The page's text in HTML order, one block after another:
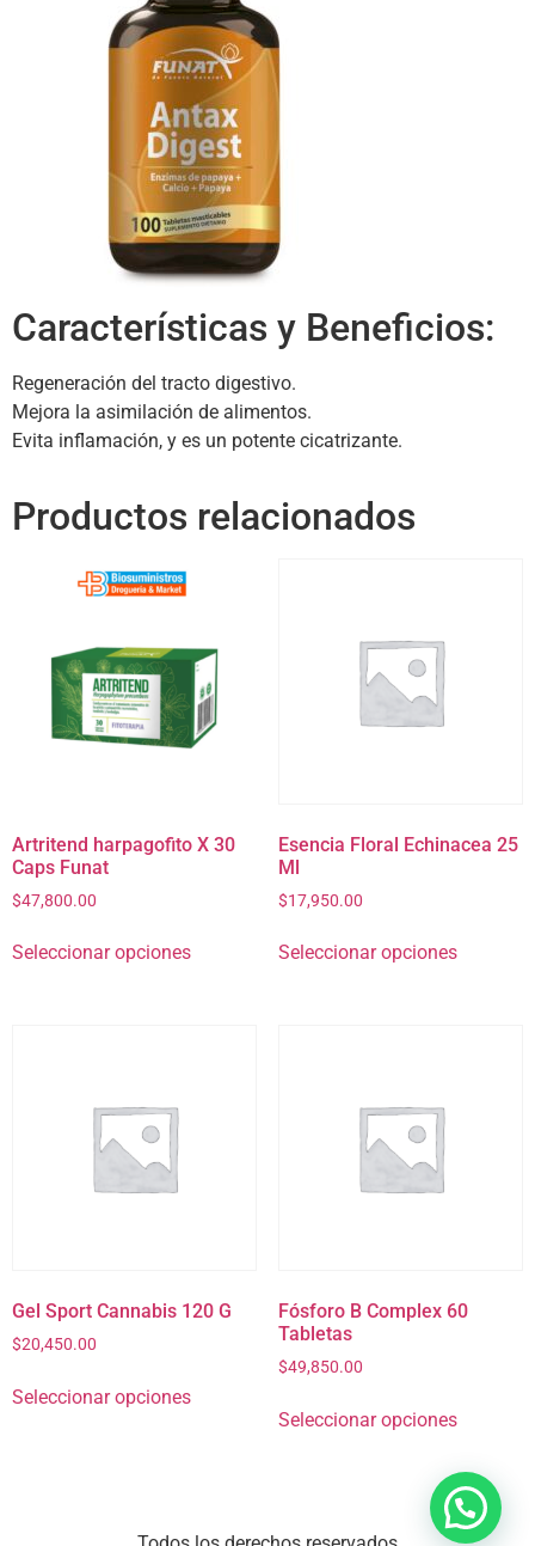
Características y Beneficios:
Regeneración del tracto digestivo.
Mejora la asimilación de alimentos.
Evita inflamación, y es un potente cicatrizante.
Productos relacionados
Artritend harpagofito X 30
Caps Funat
$47,800.00
Seleccionar opciones
Esencia Floral Echinacea 25
Ml
$17,950.00
Seleccionar opciones
Gel Sport Cannabis 120 G
$20,450.00
Seleccionar opciones
Fósforo B Complex 60
Tabletas
$49,850.00
Seleccionar opciones